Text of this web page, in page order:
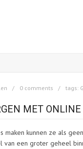
0 comments tags:
MET
maken kunnen ze als
van een groter geheel